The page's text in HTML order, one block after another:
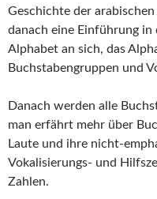
Geschichte der
danach eine Einführung in
Alphabet an sich, das
Buchstabengruppen und
Danach werden alle
man erfährt mehr über
Laute und ihre nicht-
Vokalisierungs- und
Zahlen.